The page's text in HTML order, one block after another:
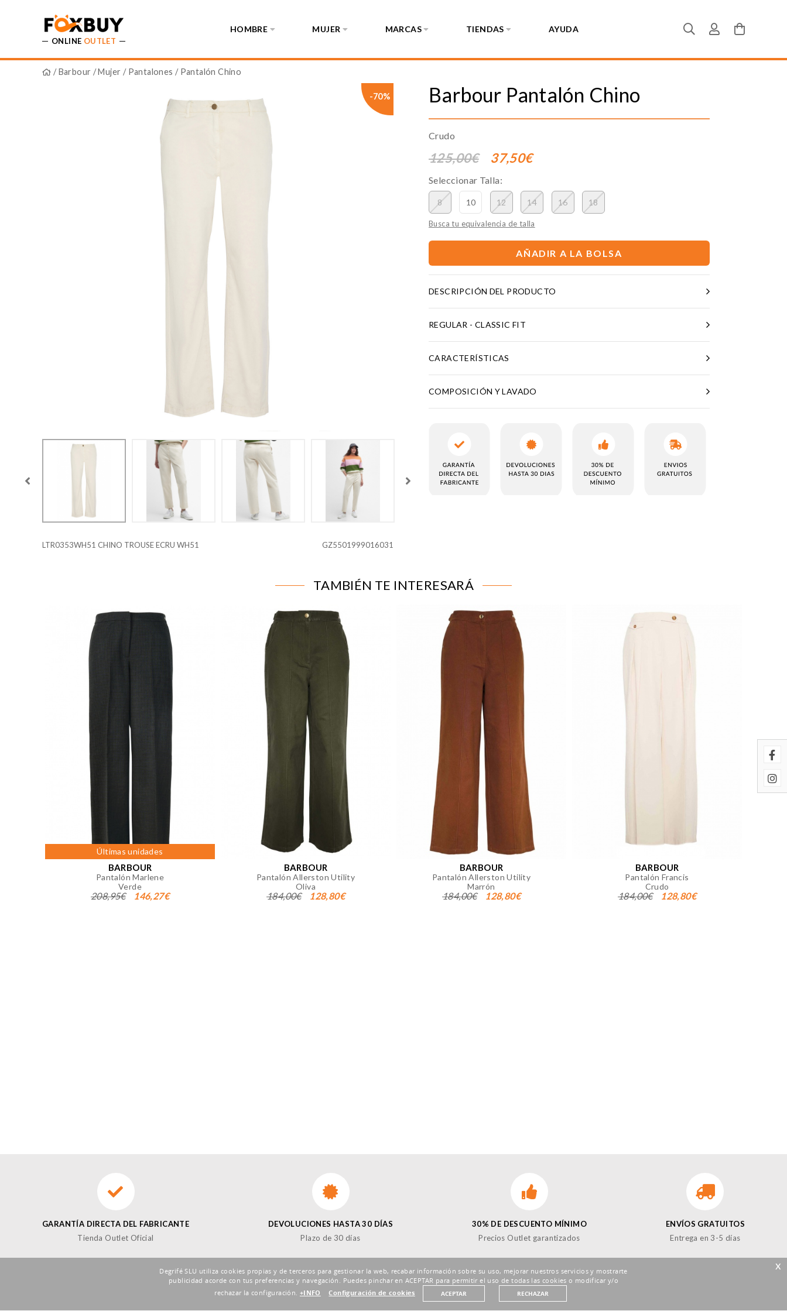
ONLINE OUTLET
HOMBRE MUJER MARCAS TIENDAS AYUDA
/Barbour /Mujer / Pantalones / Pantalón Chino
-70%
LTR0353WH51 CHINO TROUSE ECRU WH51 GZ5501999016031
Barbour Pantalón Chino
Crudo
125,00€ 37,50€
Seleccionar Talla:
8 10 12 14 16 18
Busca tu equivalencia de talla
AÑADIR A LA BOLSA
DESCRIPCIÓN DEL PRODUCTO
REGULAR - CLASSIC FIT
CARACTERÍSTICAS
COMPOSICIÓN Y LAVADO
TAMBIÉN TE INTERESARÁ
Últimas unidades
BARBOUR
Pantalón Marlene
Verde
208,95€ 146,27€
BARBOUR
Pantalón Allerston Utility
Oliva
184,00€ 128,80€
BARBOUR
Pantalón Allerston Utility
Marrón
184,00€ 128,80€
BARBOUR
Pantalón Francis
Crudo
184,00€ 128,80€
GARANTÍA DIRECTA DEL FABRICANTE
Tienda Outlet Oficial
DEVOLUCIONES HASTA 30 DÍAS
Plazo de 30 días
30% DE DESCUENTO MÍNIMO
Precios Outlet garantizados
ENVÍOS GRATUITOS
Entrega en 3-5 días
SUSCRÍBETE A LA NEWSLETTER DE FOXBUY
¡SÍGUENOS EN LAS REDES!
x
Degrifé SLU utiliza cookies propias y de terceros para gestionar la web, recabar información sobre su uso, mejorar nuestros servicios y mostrarte
publicidad acorde con tus preferencias y navegación. Puedes pinchar en ACEPTAR para permitir el uso de todas las cookies o modificar y/o
rechazar la configuración. +INFO Configuración de cookies ACEPTAR RECHAZAR
CONFIGURACIÓN DE COOKIES
Cookies necesarias
almacenan ninguna información de identificación personal.
Estas cookies nos permiten contar las visitas y fuentes de tráfico para poder evaluar el rendimiento de nuestro sitio y
mejorarlo. Nos ayudan a saber qué páginas son las más o menos visitadas, y cómo los visitantes navegan por el sitio. Toda la
información que recogen estas cookies es agregada y, por lo tanto, es anónima.
Cookies de preferencias
Estas cookies permiten a la página web recordar información que cambia la forma en que la página se comporta o el aspecto
que tiene, como su idioma preferido o la región en la que usted se encuentra.
Cookies de marketing
Estas cookies se utilizan para rastrear a los visitantes en las páginas web. La intención es mostrar anuncios relevantes y
atractivos para el usuario individual.
GUARDAR CONFIGURACIÓN
Puedes volver a configurar tus cookies desde la sección "Configuración de cookies" al pie de la página. También puedes consultar
política de cookies